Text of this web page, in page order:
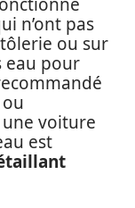
n’ont pas
ou sur
eau pour
voiture
est